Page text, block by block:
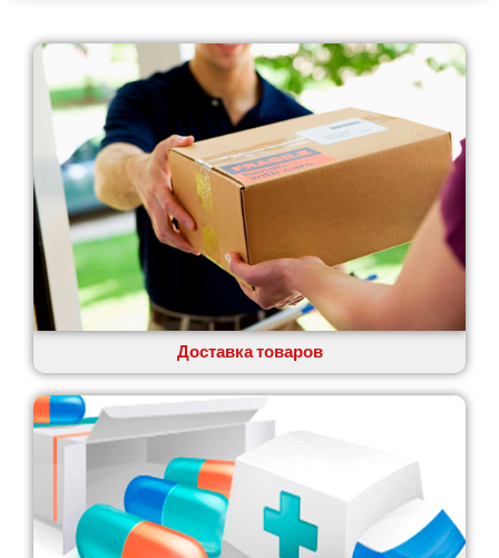
Фонтанка
Гатное
Глеваха
Горишние Плавни
Гостомель
Харьков
Херсон
Хмельницкий
Хмельник
Ирпень
Ивано-Франковск
Измаил
Кагарлык
Калуш
Каменец-Подольский
Каменка
Каменское
Казатин
Доставка товаров